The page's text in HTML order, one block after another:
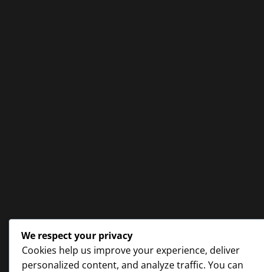
We respect your privacy
Cookies help us improve your experience, deliver
personalized content, and analyze traffic. You can